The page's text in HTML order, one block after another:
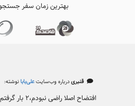
بهترین زمان سفر
قنبریدرباره وب‌سایتعلی‌بابانوشته:
افتضاح اصلا راضی نبودم،۲ بار گرفتم هر دو بار افتضاح